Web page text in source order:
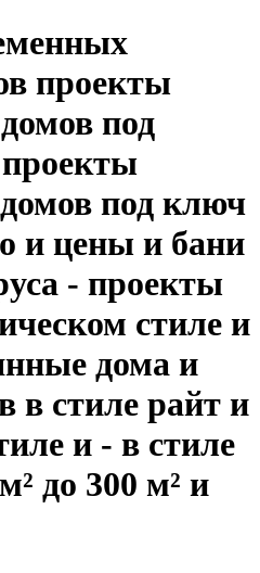
проекты
под
под ключ
и цены и бани
- проекты
стиле и
дома и
в стиле райт и
и - в стиле
до 300 м² и